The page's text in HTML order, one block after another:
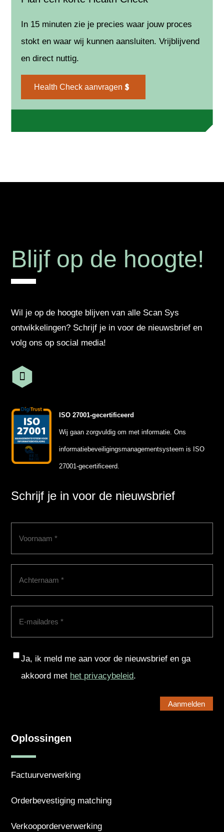
In 15 minuten zie je precies waar jouw proces
stokt en waar wij kunnen aansluiten. Vrijblijvend
en direct nuttig.
Health Check aanvragen
Blijf op de hoogte!
Wil je op de hoogte blijven van alle Scan Sys
ontwikkelingen? Schrijf je in voor de nieuwsbrief en
volg ons op social media!
ISO 27001-gecertificeerd
Wij gaan zorgvuldig om met informatie. Ons
informatiebeveiligingsmanagementsysteem is ISO
27001-gecertificeerd.
Schrijf je in voor de nieuwsbrief
Consent
Ja, ik meld me aan voor de nieuwsbrief en ga
akkoord met het privacybeleid.
Oplossingen
Factuurverwerking
Orderbevestiging matching
Verkooporderverwerking